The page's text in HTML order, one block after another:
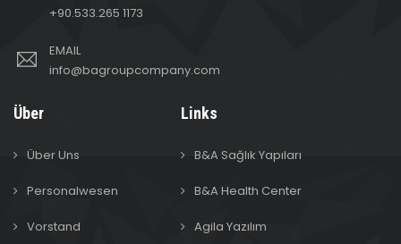
+90.533.265 1173
EMAIL
info@bagroupcompany.com
Über
Über Uns
Personalwesen
Vorstand
Links
B&A Sağlık Yapıları
B&A Health Center
Agila Yazılım